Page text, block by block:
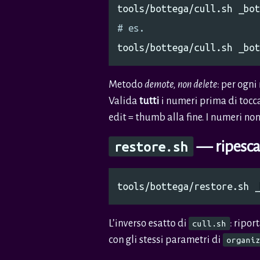
tools/bottega/cull.sh
# es.
Metodo demote, non delete: per
Validatutti i numeri prima di
edit = thumb alla fine. I numeri
restore.sh —
tools/bottega/restore.sh
L’inverso esatto di cull.sh :
con gli stessi parametri di